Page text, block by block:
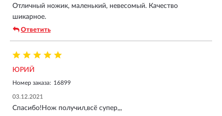
Отличный ножик, маленький, невесомый. Качество
шикарное.
Ответить
ЮРИЙ
Номер заказа: 16899
03.12.2021
Спасибо!Нож получил,всё супер,,,